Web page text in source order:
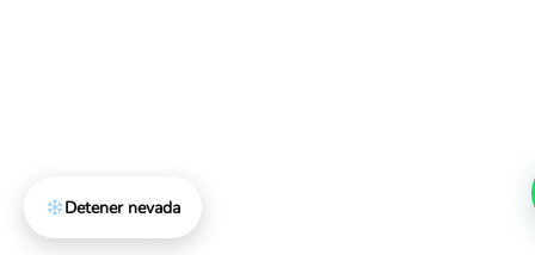
Detener nevada